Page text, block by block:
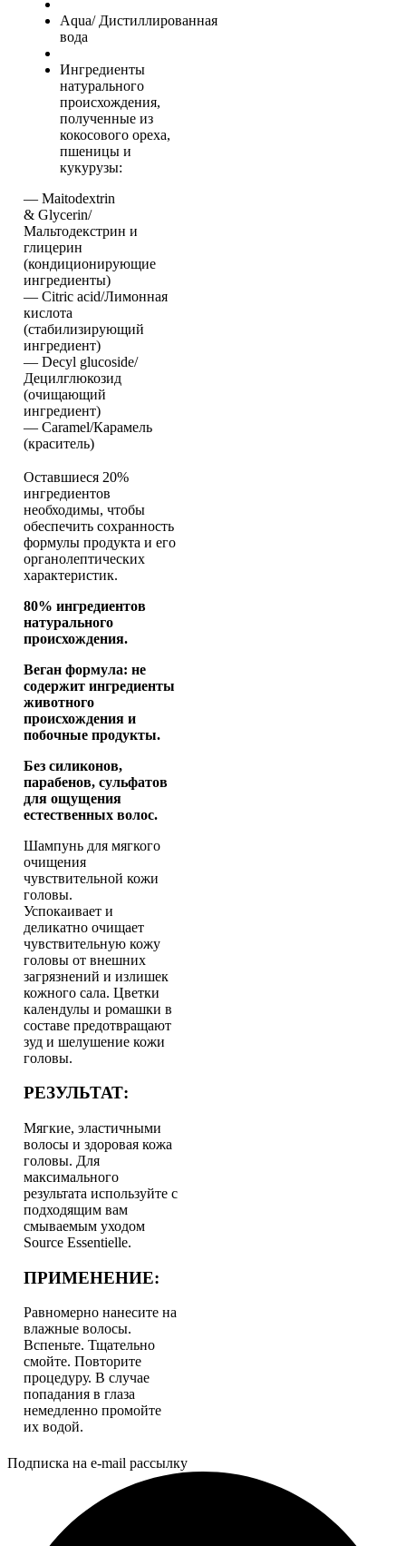
Aqua/ Дистиллированная
вода
Ингредиенты
натурального
происхождения,
полученные из
кокосового ореха,
пшеницы и
кукурузы:
— Maitodextrin
& Glycerin/
Мальтодекстрин и
глицерин
(кондиционирующие
ингредиенты)
— Citric acid/Лимонная
кислота
(стабилизирующий
ингредиент)
— Decyl glucoside/
Децилглюкозид
(очищающий
ингредиент)
— Caramel/Карамель
(краситель)
Оставшиеся 20%
ингредиентов
необходимы, чтобы
обеспечить сохранность
формулы продукта и его
органолептических
характеристик.
80% ингредиентов
натурального
происхождения.
Веган формула: не
содержит ингредиенты
животного
происхождения и
побочные продукты.
Без силиконов,
парабенов, сульфатов
для ощущения
естественных волос.
Шампунь для мягкого
очищения
чувствительной кожи
головы.
Успокаивает и
деликатно очищает
чувствительную кожу
головы от внешних
загрязнений и излишек
кожного сала. Цветки
календулы и ромашки в
составе предотвращают
зуд и шелушение кожи
головы.
РЕЗУЛЬТАТ:
Мягкие, эластичными
волосы и здоровая кожа
головы. Для
максимального
результата используйте с
подходящим вам
смываемым уходом
Source Essentielle.
ПРИМЕНЕНИЕ:
Равномерно нанесите на
влажные волосы.
Вспеньте. Тщательно
смойте. Повторите
процедуру. В случае
попадания в глаза
немедленно промойте
их водой.
Подписка на e-mail рассылку